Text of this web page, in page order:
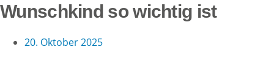
Wunschkind so wichtig ist
20. Oktober 2025